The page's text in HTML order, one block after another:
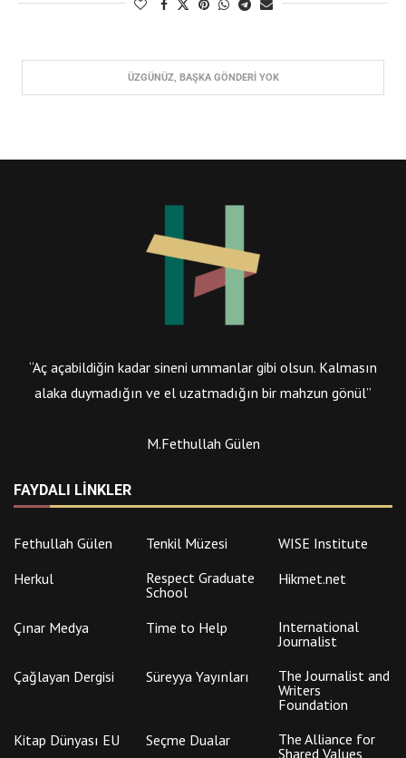
“Aç açabildiğin kadar sineni ummanlar gibi olsun. Kalmasın
alaka duymadığın ve el uzatmadığın bir mahzun gönül”
M.Fethullah Gülen
Herkul
Respect Graduate
Hikmet.net
International
Writers
Foundation
Kitap Dünyası EU
Seçme Dualar
The Alliance for
Shared Values